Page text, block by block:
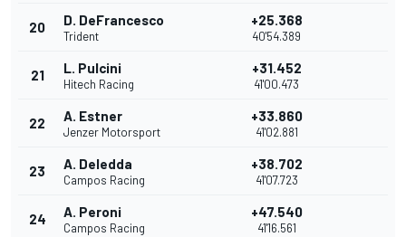
20 D. DeFrancesco
Trident
+25.368
40'54.389
21 L. Pulcini
Hitech Racing
+31.452
41'00.473
22 A. Estner
Jenzer Motorsport
+33.860
41'02.881
23 A. Deledda
Campos Racing
+38.702
41'07.723
24 A. Peroni
Campos Racing
+47.540
41'16.561